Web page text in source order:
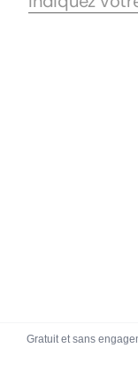
Gratuit et sans